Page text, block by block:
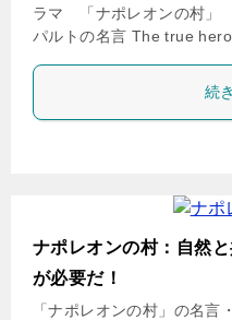
ラマ 「ナポレオンの村」
パルトの名言 The true
続
ナポレオンの村：自然
が必要だ！
「ナポレオンの村」の名